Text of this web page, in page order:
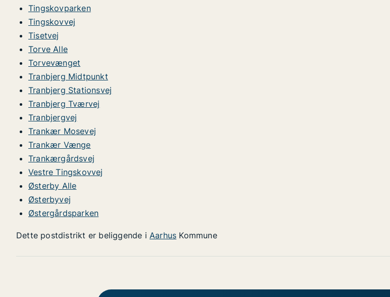
Tingskovparken
Tingskovvej
Tisetvej
Torve Alle
Torvevænget
Tranbjerg Midtpunkt
Tranbjerg Stationsvej
Tranbjerg Tværvej
Tranbjergvej
Trankær Mosevej
Trankær Vænge
Trankærgårdsvej
Vestre Tingskovvej
Østerby Alle
Østerbyvej
Østergårdsparken
Dette postdistrikt er beliggende i Aarhus Kommune